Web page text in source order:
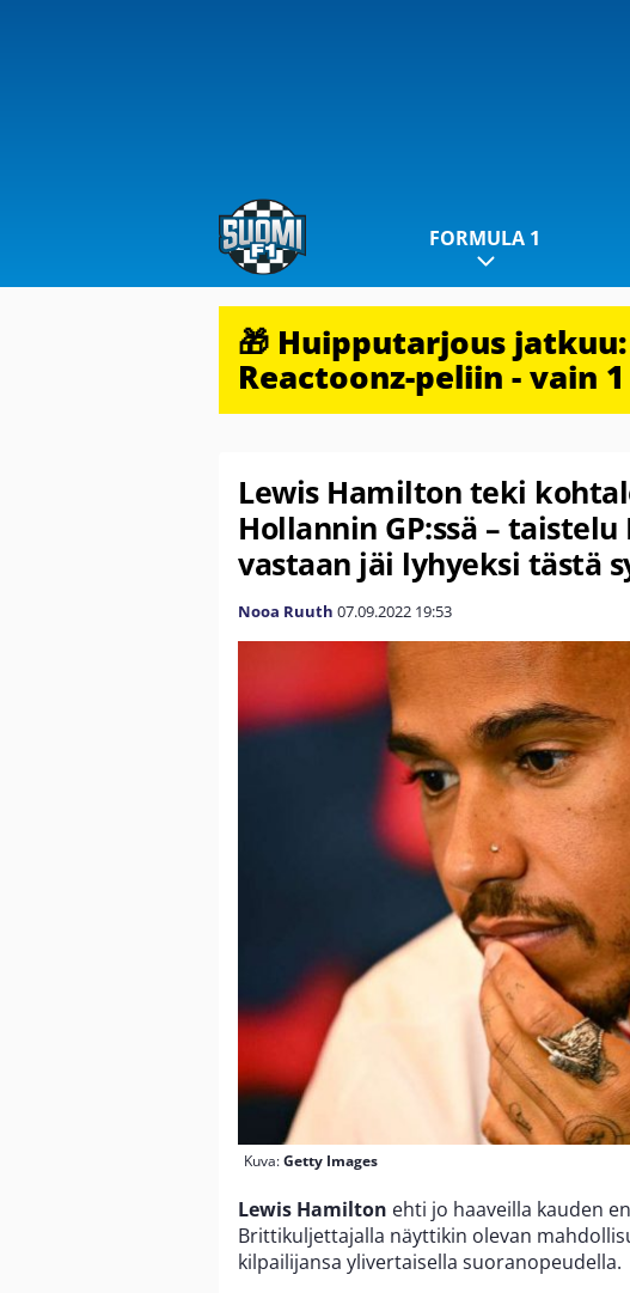
FORMULA 1
🎁 Huipputarjous
Reactoonz-peliin - vain
Lewis Hamilton teki
Hollannin GP:ssä –
vastaan jäi lyhyeksi tästä
Nooa Ruuth 07.09.2022 19:53
Kuva:Getty Images
Lewis Hamilton ehti jo haaveilla kauden
Brittikuljettajalla näyttikin olevan
kilpailijansa ylivertaisella suoranopeudella.